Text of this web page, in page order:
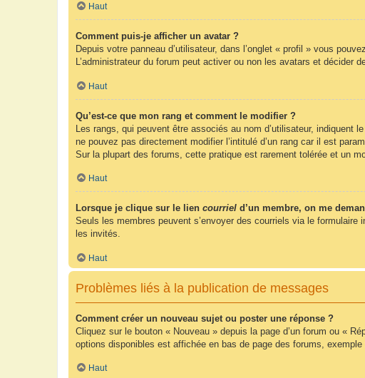
Haut
Comment puis-je afficher un avatar ?
Depuis votre panneau d’utilisateur, dans l’onglet « profil » vous
L’administrateur du forum peut activer ou non les avatars et
Haut
Qu’est-ce que mon rang et comment le modifier ?
Les rangs, qui peuvent être associés au nom d’utilisateur,
ne pouvez pas directement modifier l’intitulé d’un rang car il est
Sur la plupart des forums, cette pratique est rarement tolérée et un
Haut
Lorsque je clique sur le lien courriel d’un membre, on me
Seuls les membres peuvent s’envoyer des courriels via le
les invités.
Haut
Problèmes liés à la publication de messages
Comment créer un nouveau sujet ou poster une réponse ?
Cliquez sur le bouton « Nouveau » depuis la page d’un forum ou «
options disponibles est affichée en bas de page des forums, exemple
Haut